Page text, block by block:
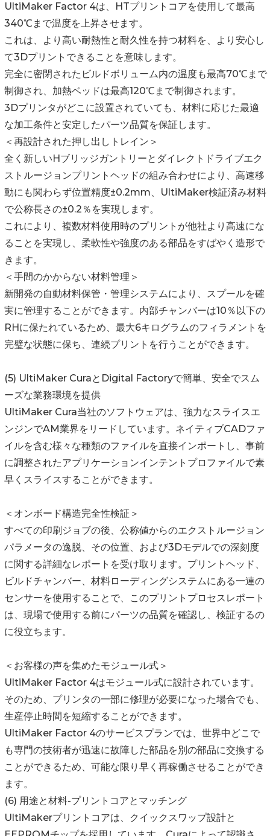
UltiMaker Factor 4は、HTプリントコアを使用して最高
340℃まで温度を上昇させます。
これは、より高い耐熱性と耐久性を持つ材料を、より安心し
て3Dプリントできることを意味します。
完全に密閉されたビルドボリューム内の温度も最高70℃まで
制御され、加熱ベッドは最高120℃まで制御されます。
3Dプリンタがどこに設置されていても、材料に応じた最適
な加工条件と安定したパーツ品質を保証します。
＜再設計された押し出しトレイン＞
全く新しいHブリッジガントリーとダイレクトドライブエク
ストルージョンプリントヘッドの組み合わせにより、高速移
動にも関わらず位置精度±0.2mm、UltiMaker検証済み材料
で公称長さの±0.2％を実現します。
これにより、複数材料使用時のプリントが他社より高速にな
ることを実現し、柔軟性や強度のある部品をすばやく造形で
きます。
＜手間のかからない材料管理＞
新開発の自動材料保管・管理システムにより、スプールを確
実に管理することができます。内部チャンバーは10％以下の
RHに保たれているため、最大6キログラムのフィラメントを
完璧な状態に保ち、連続プリントを行うことができます。
(5) UltiMaker CuraとDigital Factoryで簡単、安全でスム
ーズな業務環境を提供
UltiMaker Cura当社のソフトウェアは、強力なスライスエ
ンジンでAM業界をリードしています。ネイティブCADファ
イルを含む様々な種類のファイルを直接インポートし、事前
に調整されたアプリケーションインテントプロファイルで素
早くスライスすることができます。
＜オンボード構造完全性検証＞
すべての印刷ジョブの後、公称値からのエクストルージョン
パラメータの逸脱、その位置、および3Dモデルでの深刻度
に関する詳細なレポートを受け取ります。プリントヘッド、
ビルドチャンバー、材料ローディングシステムにある一連の
センサーを使用することで、このプリントプロセスレポート
は、現場で使用する前にパーツの品質を確認し、検証するの
に役立ちます。
＜お客様の声を集めたモジュール式＞
UltiMaker Factor 4はモジュール式に設計されています。
そのため、プリンタの一部に修理が必要になった場合でも、
生産停止時間を短縮することができます。
UltiMaker Factor 4のサービスプランでは、世界中どこで
も専門の技術者が迅速に故障した部品を別の部品に交換する
ことができるため、可能な限り早く再稼働させることができ
ます。
(6) 用途と材料-プリントコアとマッチング
UltiMakerプリントコアは、クイックスワップ設計と